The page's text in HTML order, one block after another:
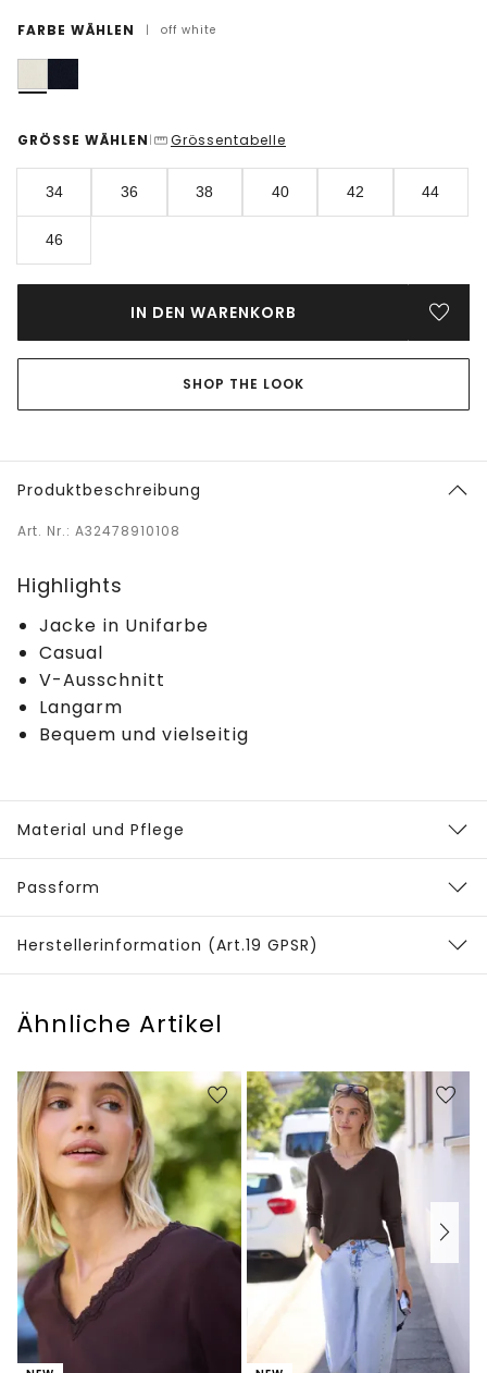
FARBE WÄHLEN | off white
GRÖSSE WÄHLEN | Grössentabelle
34 36 38 40 42 44
46
IN DEN WARENKORB
SHOP THE LOOK
Produktbeschreibung
Art. Nr.: A32478910108
Highlights
Jacke in Unifarbe
Casual
V-Ausschnitt
Langarm
Bequem und vielseitig
Material und Pflege
Passform
Herstellerinformation (Art.19 GPSR)
Ähnliche Artikel